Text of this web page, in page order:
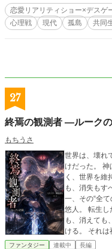
して、命を懸けた恋。 その孤島には
者ばかりでは、なかった。
カクヨムにも
恋愛リアリティショー×デスゲ
心理戦
現代 孤島 共同
27
終焉の観測者 ―ルーク
もちうさ
世界は、壊れていなかった。
けだった。 神は存在しない。 そこにあったのは意思ではな
く、世界を維持す
も、消失もすべ
一、その“全て
悠人。 転生した彼の名
も、消えても
ける。 それは祝福ではない。 救いでもない。 ただ、終わり
を覚え続けるという孤独
ファンタジー 連載中 長編